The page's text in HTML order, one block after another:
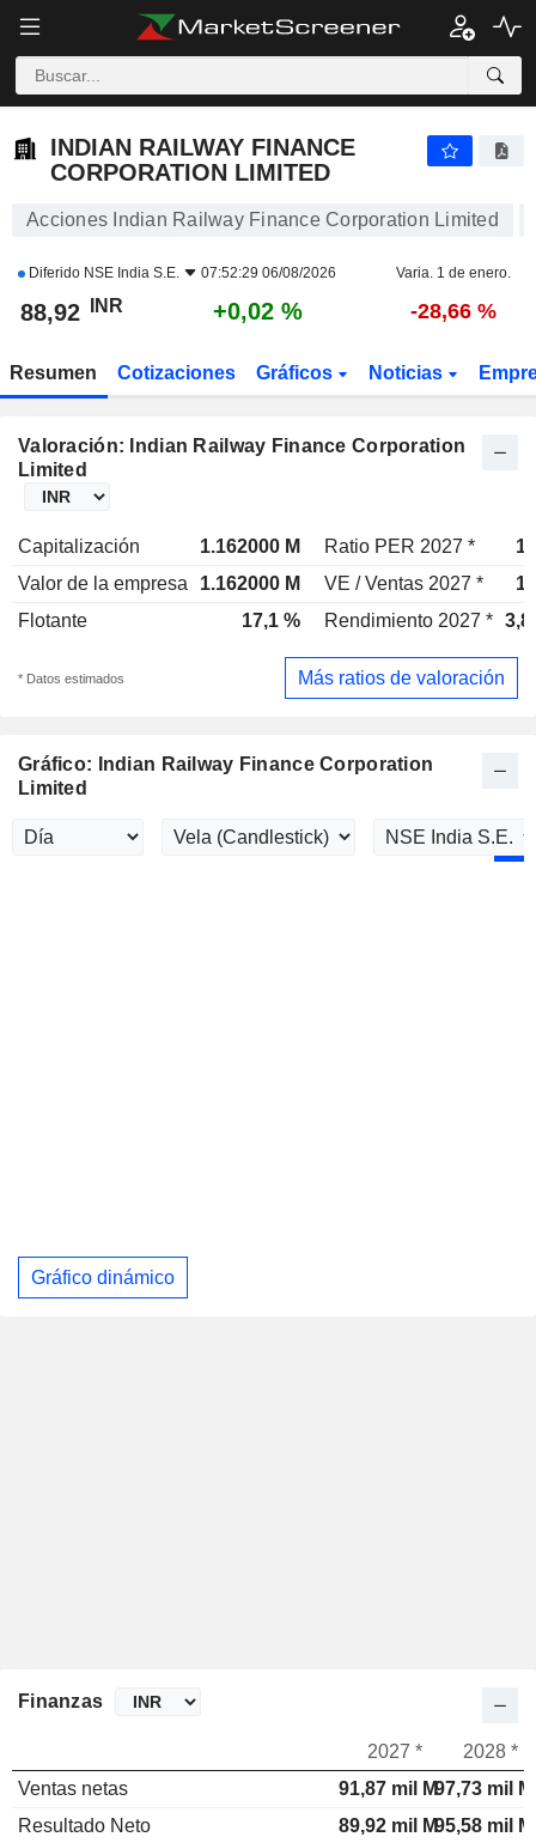
INDIAN RAILWAY FINANCE
CORPORATION LIMITED
Acciones Indian Railway Finance Corporation Limited
Diferido NSE India S.E. 07:52:29 06/08/2026 Varia. 1 de enero.
88,92 INR +0,02 % -28,66 %
Resumen Cotizaciones Gráficos Noticias
Valoración: Indian Railway Finance Corporation
Limited
Capitalización 1.162000 M Ratio PER 2027 *
Valor de la empresa
1.162000 M VE / Ventas 2027 *
Flotante
17,1 % Rendimiento 2027 *
* Datos estimados Más ratios de valoración
Gráfico: Indian Railway Finance Corporation
Limited
Gráfico dinámico
Finanzas
2027 *
2028 *
Ventas netas
91,87 mil M97,73 mil M
Resultado Neto
89,92 mil M95,58 mil M